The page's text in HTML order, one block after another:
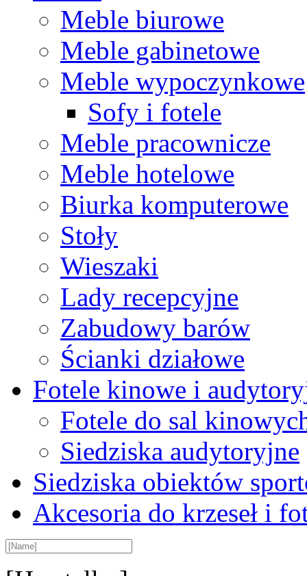
Meble biurowe
Meble gabinetowe
Meble wypoczynkowe
Sofy i fotele
Meble pracownicze
Meble hotelowe
Biurka komputerowe
Stoły
Wieszaki
Lady recepcyjne
Zabudowy barów
Ścianki działowe
Fotele kinowe i
Fotele do sal
Siedziska audytoryjne
Siedziska obiektów
Akcesoria do krzeseł i